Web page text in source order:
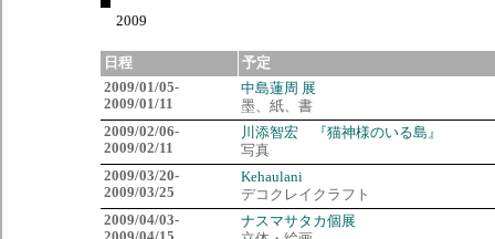
2009
日程
予定
2009/01/05-
2009/01/11
中島蓮周 展
墨、紙、書
2009/02/06-
2009/02/11
川添智宏 『猫神様のいる島』
写真
2009/03/20-
2009/03/25
Kehaulani
デコクレイクラフト
2009/04/03-
ナスマサタカ個展